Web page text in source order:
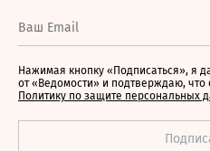
Нажимая кнопку «Подписаться», я
от «Ведомости» и подтверждаю,
Политику по защите персональных